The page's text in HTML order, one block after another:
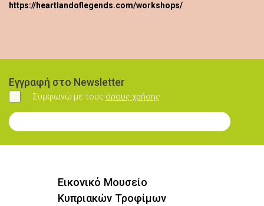
https://heartlandoflegends.com/workshops/
Εγγραφή στο Newsletter
Συμφωνώ
Συμφωνώ με τους όρους χρήσης
Εγγραφή στο Newsletter
Εικονικό Μουσείο
Κυπριακών Τροφίμων